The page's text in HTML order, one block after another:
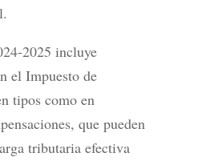
2025 incluye
el Impuesto de
tipos como en
que pueden
tributaria efectiva